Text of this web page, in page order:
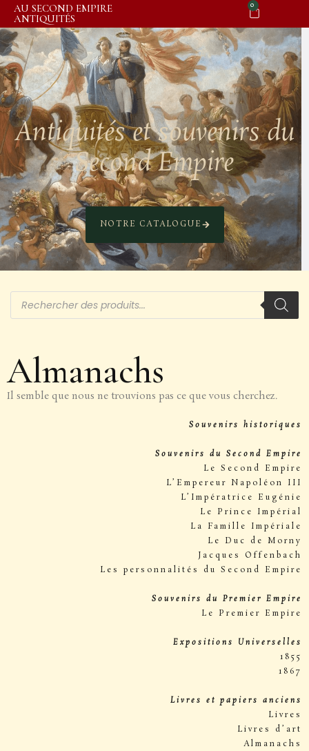
AU SECOND EMPIRE
ANTIQUITÉS
0
Antiquités et souvenirs du
Second Empire
NOTRE CATALOGUE
Almanachs
Il semble que nous ne trouvions pas ce que vous cherchez.
Souvenirs historiques
Souvenirs du Second Empire
Le Second Empire
L’Empereur Napoléon III
L’Impératrice Eugénie
Le Prince Impérial
La Famille Impériale
Le Duc de Morny
Jacques Offenbach
Les personnalités du Second Empire
Souvenirs du Premier Empire
Le Premier Empire
Expositions Universelles
1855
1867
Livres et papiers anciens
Livres
Livres d’art
Almanachs